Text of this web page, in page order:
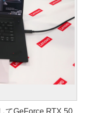
てGeForce RTX 50